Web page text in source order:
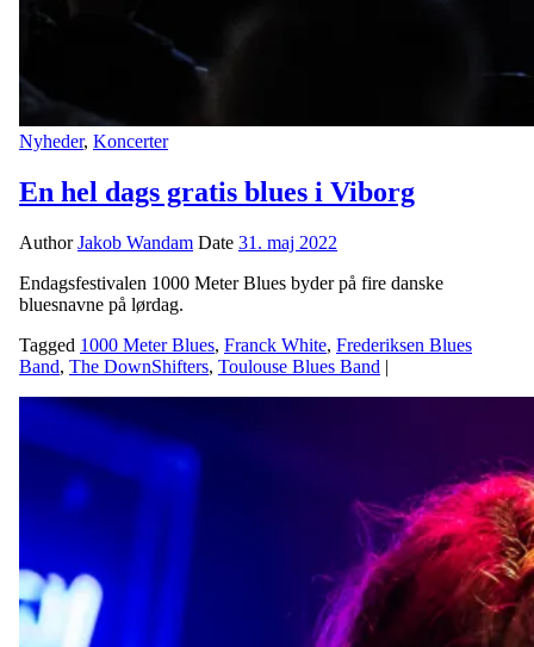
Nyheder, Koncerter
En hel dags gratis blues i Viborg
AuthorJakob Wandam Date 31. maj 2022
Endagsfestivalen 1000 Meter Blues byder på fire danske
bluesnavne på lørdag.
Tagged 1000 Meter Blues, Franck White, Frederiksen Blues
Band, The DownShifters, Toulouse Blues Band |